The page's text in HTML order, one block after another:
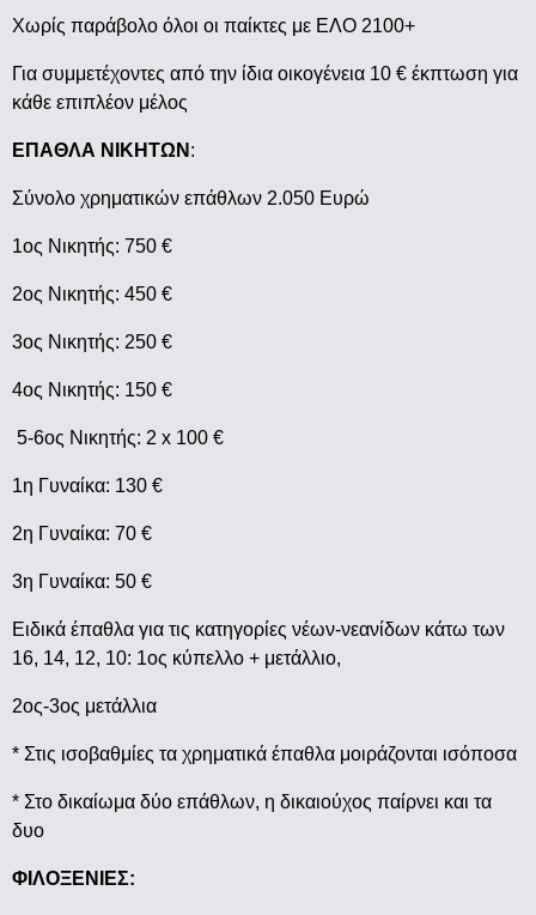
Χωρίς παράβολο όλοι οι παίκτες με ΕΛΟ 2100+
Για συμμετέχοντες από την ίδια οικογένεια 10 € έκπτωση για
κάθε επιπλέον μέλος
ΕΠΑΘΛΑ ΝΙΚΗΤΩΝ :
Σύνολο χρηματικών επάθλων 2.050 Ευρώ
1ος Νικητής: 750 €
2ος Νικητής: 450 €
3ος Νικητής: 250 €
4ος Νικητής: 150 €
5-6ος Νικητής: 2 x 100 €
1η Γυναίκα: 130 €
2η Γυναίκα: 70 €
3η Γυναίκα: 50 €
Ειδικά έπαθλα για τις κατηγορίες νέων-νεανίδων κάτω των
16, 14, 12, 10: 1ος κύπελλο + μετάλλιο,
2ος-3ος μετάλλια
* Στις ισοβαθμίες τα χρηματικά έπαθλα μοιράζονται ισόποσα
* Στο δικαίωμα δύο επάθλων, η δικαιούχος παίρνει και τα
δυο
ΦΙΛΟΞΕΝΙΕΣ: